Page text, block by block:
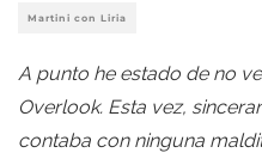
Martini con Liria
A punto he estado de no
Overlook. Esta vez,
contaba con ninguna